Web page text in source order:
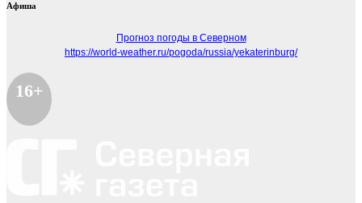
Афиша
Прогноз погоды в Северном
https://world-weather.ru/pogoda/russia/yekaterinburg/
16+